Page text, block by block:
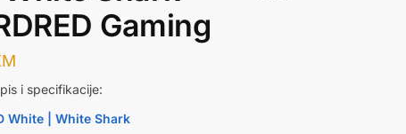
Gaming
i specifikacije:
White | White Shark